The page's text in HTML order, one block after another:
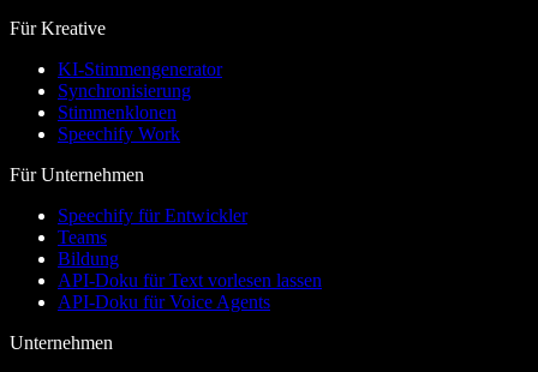
Für Kreative
KI-Stimmengenerator
Synchronisierung
Stimmenklonen
Speechify Work
Für Unternehmen
Speechify für Entwickler
Teams
Bildung
API-Doku für Text vorlesen lassen
API-Doku für Voice Agents
Unternehmen